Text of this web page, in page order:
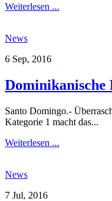
Weiterlesen ...
News
6 Sep, 2016
Dominikanische
Santo Domingo.-
Kategorie 1 macht das...
Weiterlesen ...
News
7 Jul, 2016